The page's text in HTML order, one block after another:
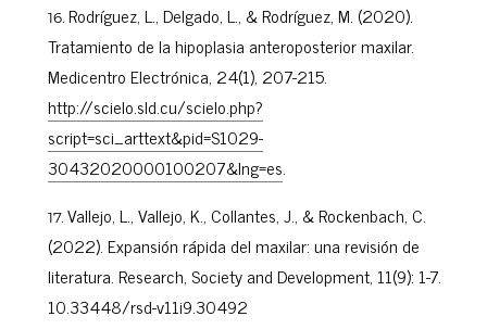
Rodríguez, L., Delgado, L., & Rodríguez, M. (2020).
Tratamiento de la hipoplasia anteroposterior maxilar.
Medicentro Electrónica, 24(1), 207-215.
http://scielo.sld.cu/scielo.php?
script=sci_arttext&pid=S1029-
30432020000100207&lng=es.
Vallejo, L., Vallejo, K., Collantes, J., & Rockenbach, C.
(2022). Expansión rápida del maxilar: una revisión de
literatura. Research, Society and Development, 11(9): 1-7.
10.33448/rsd-v11i9.30492